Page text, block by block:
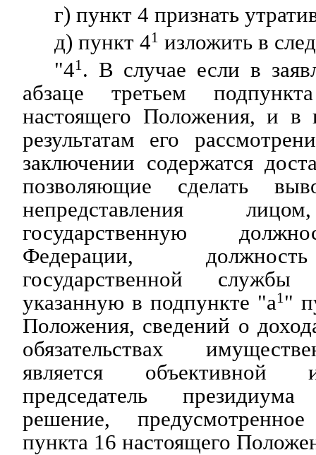
г) пункт 4 признать
д) пункт 41 изложить в
"41 . В случае если в
абзаце третьем
настоящего Положения, и в
результатам его
заключении содержатся
позволяющие сделать
непредставления
государственную
Федерации,
государственной
указанную в подпункте "а1 "
Положения, сведений о
обязательствах
является объективной
председатель
решение,
пункта 16 настоящего